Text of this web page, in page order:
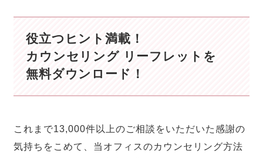
役立つヒント満載！
カウンセリング リーフレットを
無料ダウンロード！
これまで13,000件以上のご相談をいただいた感謝の
気持ちをこめて、当オフィスのカウンセリング方法